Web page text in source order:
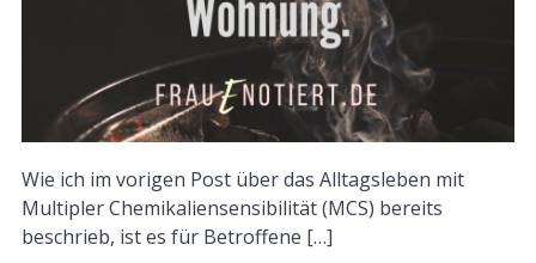
Wie ich im vorigen Post über das Alltagsleben mit
Multipler Chemikaliensensibilität (MCS) bereits
beschrieb, ist es für Betroffene […]